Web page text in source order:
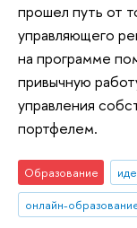
прошел путь от
управляющего
на программе
привычную
управления
портфелем.
Образование
онлайн-